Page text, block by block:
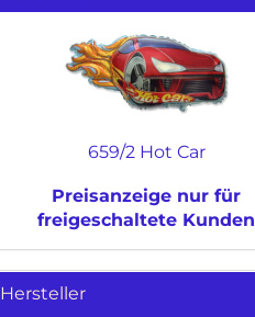
659/2 Hot Car
Preisanzeige nur für
freigeschaltete Kunden
Hersteller